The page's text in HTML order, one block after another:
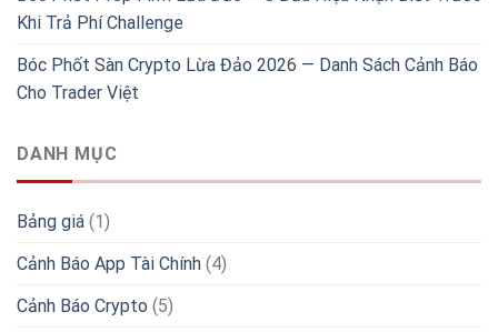
Khi Trả Phí Challenge
Bóc Phốt Sàn Crypto Lừa Đảo 2026 — Danh Sách Cảnh Báo
Cho Trader Việt
DANH MỤC
Bảng giá (1)
Cảnh Báo App Tài Chính (4)
Cảnh Báo Crypto (5)